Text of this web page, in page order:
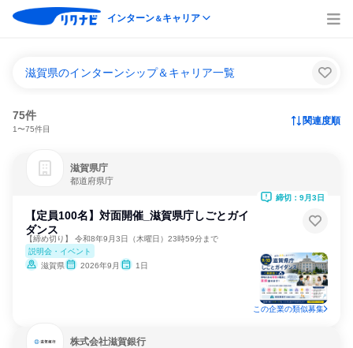
インターン＆キャリア
滋賀県のインターンシップ＆キャリア一覧
75件
1〜75件目
関連度順
滋賀県庁
都道府県庁
【定員100名】対面開催_滋賀県庁しごとガイ
ダンス
【締め切り】 令和8年9月3日（木曜日）23時59分まで
説明会・イベント
滋賀県
2026年9月 1日
締切：9月3日
この企業の類似募集
株式会社滋賀銀行